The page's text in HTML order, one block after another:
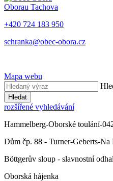
Oborau Tachova
+420 724 183 950
schranka@obec-obora.cz
Mapa webu
Hledat
rozšířené vyhledávání
Hammelberg-Oborské toulání-
Dům čp. 88 - Turner-Geberts-Na
Böttgerův sloup - slavnostní
Oborská hájenka